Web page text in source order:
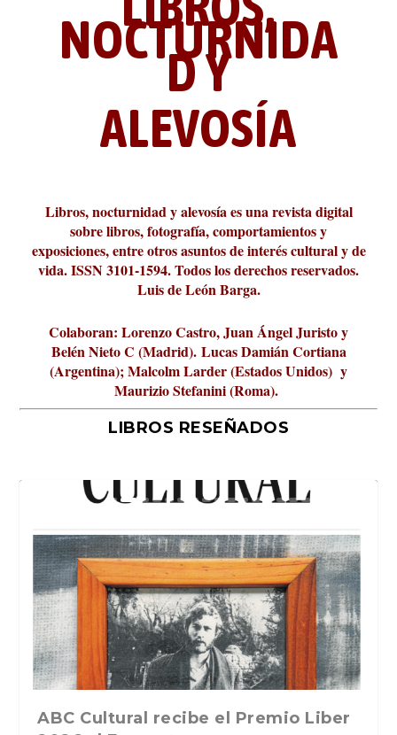
Liber 2026 al Fomento de la Le...
Revista Cultural Turia, númer...
10.000 pasos al día? Lo que d...
paisajística del mar de Sicil...
París
metafísicos de la novela ne...
NOCTURNIDA
D Y
ALEVOSÍA
Libros, nocturnidad y alevosía es una revista digital
sobre libros, fotografía, comportamientos y
exposiciones, entre otros asuntos de interés cultural y de
vida. ISSN 3101-1594. Todos los derechos reservados.
Luis de León Barga.
Colaboran: Lorenzo Castro, Juan Ángel Juristo y
Belén Nieto C (Madrid). Lucas Damián Cortiana
(Argentina); Malcolm Larder (Estados Unidos) y
Maurizio Stefanini (Roma).
LIBROS RESEÑADOS
La verdadera odisea del espacio en
ABC Cultural recibe el Premio Liber
La cultura de la transgresión.